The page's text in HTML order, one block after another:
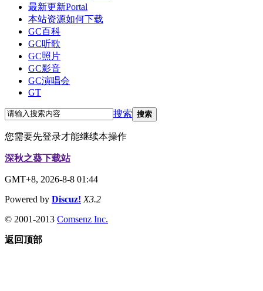
最新更新Portal
本站资源如何下载
GC百科
GC听歌
GC照片
GC影音
GC演唱会
GT
搜索 搜索
您需要先登录才能继续本操作
深秋之葵下载站
GMT+8, 2026-8-8 01:44
Powered by Discuz! X3.2
© 2001-2013 Comsenz Inc.
返回顶部